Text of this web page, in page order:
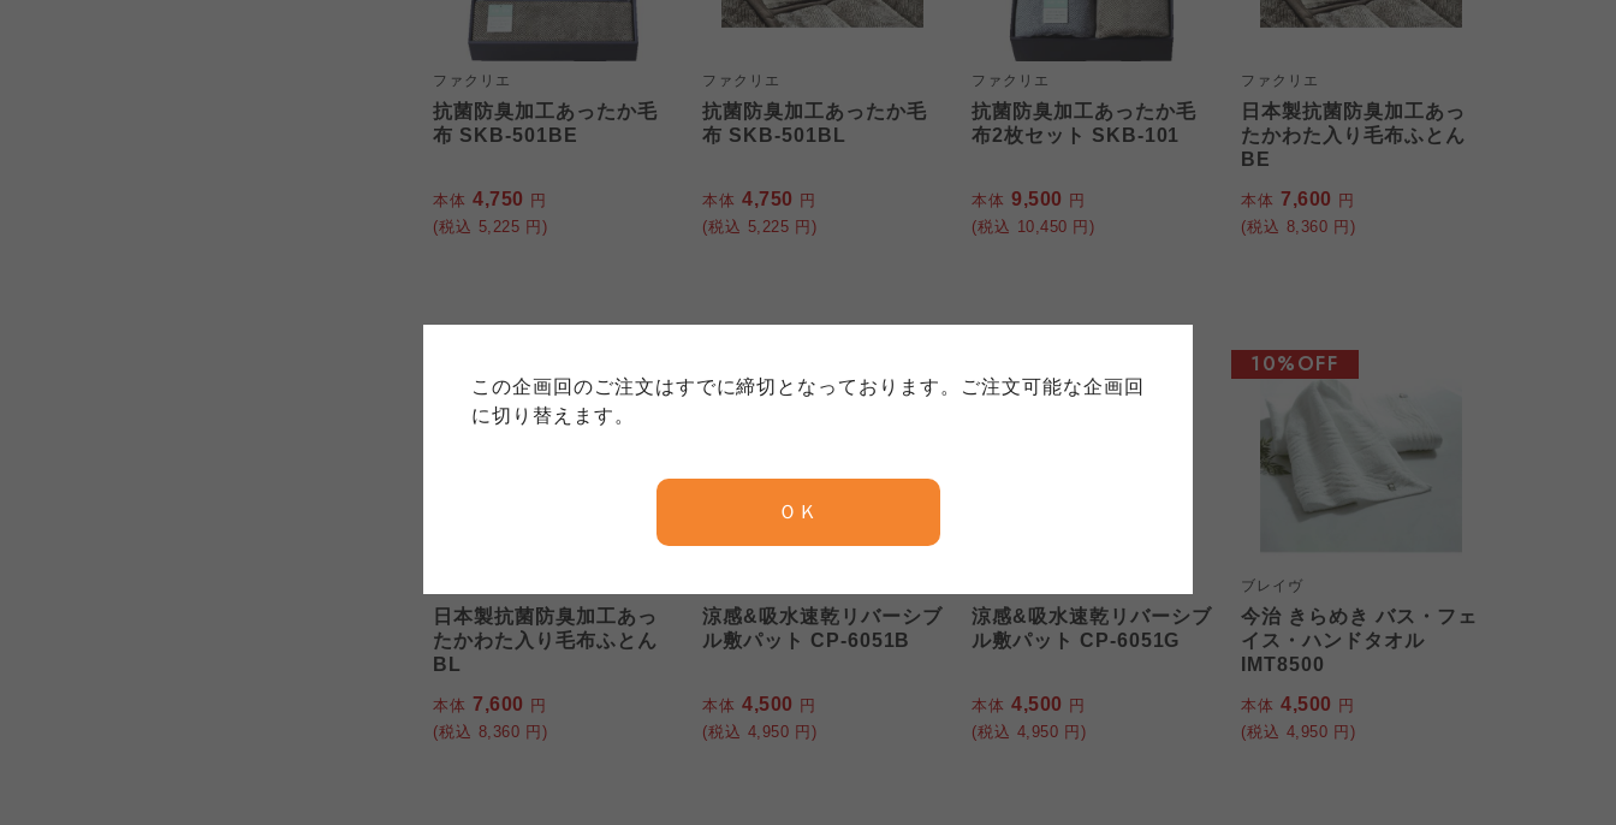
この企画回のご注文はすでに締切となっております。ご注文可能な企画回
に切り替えます。
ＯＫ
ファクリエ
抗菌防臭加工あったか毛
布 SKB-501BE
本体 4,750 円
(税込 5,225 円)
ファクリエ
抗菌防臭加工あったか毛
布 SKB-501BL
本体 4,750 円
(税込 5,225 円)
ファクリエ
抗菌防臭加工あったか毛
布2枚セット SKB-101
本体 9,500 円
(税込 10,450 円)
ファクリエ
日本製抗菌防臭加工あっ
たかわた入り毛布ふとん
BE
本体 7,600 円
(税込 8,360 円)
日本製抗菌防臭加工あっ
たかわた入り毛布ふとん
BL
本体 7,600 円
(税込 8,360 円)
涼感&吸水速乾リバーシブ
ル敷パット CP-6051B
本体 4,500 円
(税込 4,950 円)
涼感&吸水速乾リバーシブ
ル敷パット CP-6051G
本体 4,500 円
(税込 4,950 円)
ブレイヴ
今治 きらめき バス・フェ
イス・ハンドタオル
IMT8500
本体 4,500 円
(税込 4,950 円)
10%OFF
このサイトは7つの生協から業務委託を受けて、コープきんき事業連合が運営しています。ご自身が加入されている生協が定
める利用約款をご確認のうえ、ご利用ください。なお、クチコミ投稿については、利用約款の細則として規定されています。
おおさかパルコープ
よどがわ市民生協 大阪いずみ市民生協 わかやま市民生協
ては、コープ事業連合、ならびに各生協の「個人情報保護方針」にもどづいて、コープ事業連合が適切に管理をおこなってい
コープ事業連合、ならびに各生協の「個人情報保護方針」については各生協のボタンをクリックしてご確認ください。
ならコープ
よどがわ市民生協 大阪いずみ市民生協 わかやま市民生協
このサイトは7つの生協から業務委託を受けて、コープきんき事業連合が運営しています。販売責任者は、それぞれご利用の
各生協の「特定商取引法に基づく表記について」については各生協のボタンをクリックしてご確認ください。
おおさかパルコープ
よどがわ市民生協 大阪いずみ市民生協 わかやま市民生協